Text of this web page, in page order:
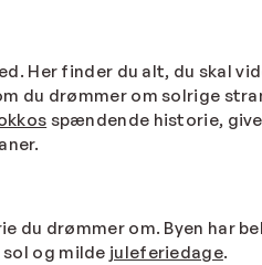
Her finder du alt, du skal
du drømmer om solrige
spændende historie,
du drømmer om. Byen har
og milde juleferiedage.